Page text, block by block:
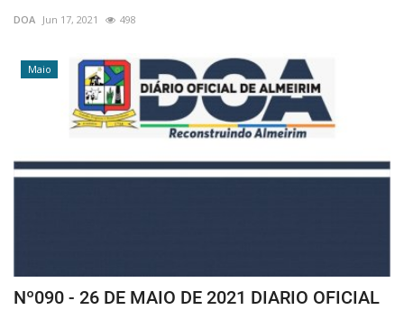
DOA Jun 17, 2021 498
Maio
Nº090 - 26 DE MAIO DE 2021 DIARIO OFICIAL